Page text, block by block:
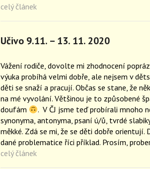
celý článek
Učivo 9.11. – 13. 11. 2020
Vážení rodiče, dovolte mi zhodnocení
výuka probíhá velmi dobře, ale nejsem v
děti se snaží a pracují. Občas se stane, že
na mé vyvolání. Většinou je to způsobené
doufám
. V ČJ jsme teď probírali mnoho
synonyma, antonyma, psaní ú/ů, tvrdé
měkké. Zdá se mi, že se děti dobře
dané problematice říci příklad. Prosím,
celý článek